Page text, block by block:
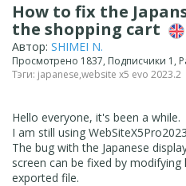
How to fix the
the shopping cart
Автор: SHIMEI N.
Просмотрено 1837, Подписчики 1,
Тэги: japanese,website x5 evo 2023.2
Hello everyone, it's been a while.
I am still using
The bug with the Japanese
screen can be fixed by
exported file.